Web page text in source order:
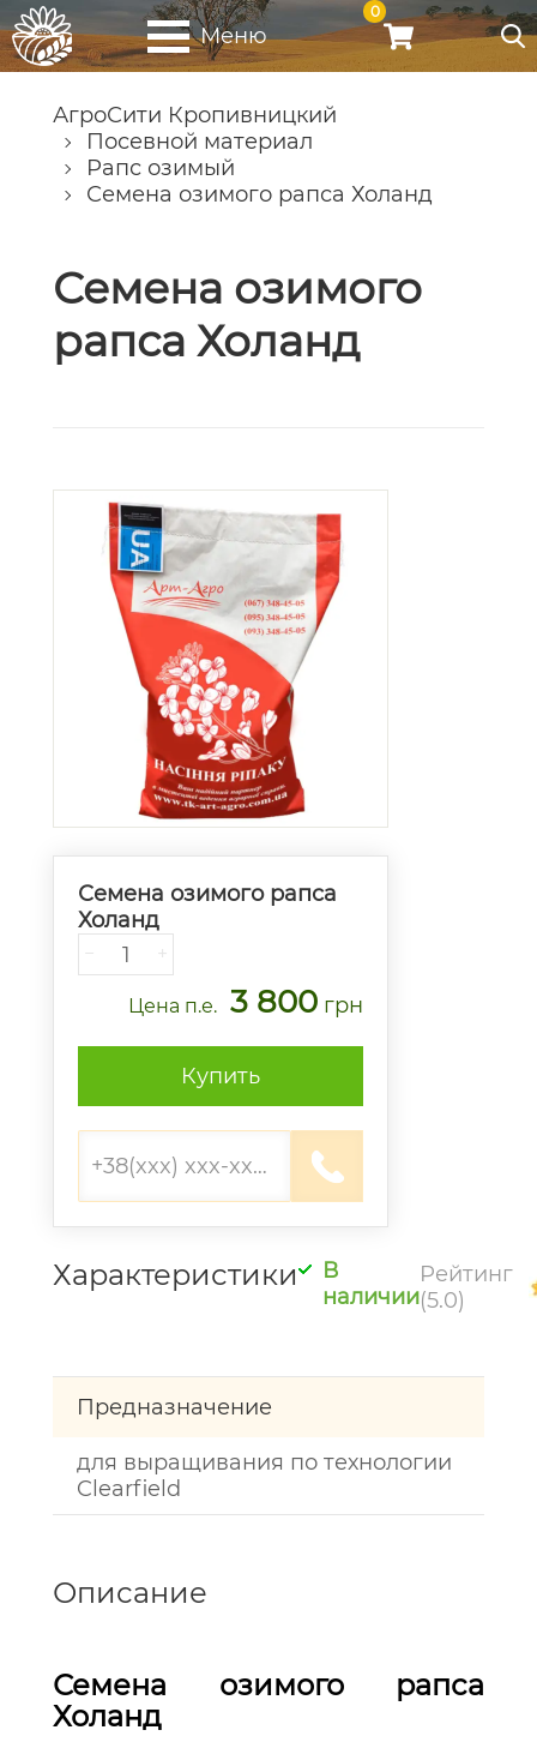
Меню
0
АгроСити Кропивницкий
Посевной материал
Рапс озимый
Семена озимого рапса Холанд
Семена озимого
рапса Холанд
Семена озимого рапса
Холанд
− +
Цена п.е. 3 800 грн
Купить
Характеристики
В
наличии
Рейтинг
(5.0)
Предназначение
для выращивания по технологии
Clearfield
Описание
Семена озимого рапса
Холанд